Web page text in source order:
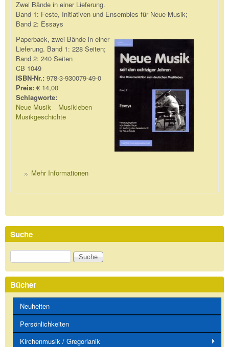
Zwei Bände in einer Lieferung.
Band 1: Feste, Initiativen und Ensembles für Neue Musik;
Band 2: Essays
Paperback, zwei Bände in einer
Lieferung. Band 1: 228 Seiten;
Band 2: 240 Seiten
CB 1049
ISBN-Nr.: 978-3-930079-49-0
Preis: € 14,00
Schlagworte:
Neue Musik
Musikleben
Musikgeschichte
Mehr Informationen
Suche
Suche
Bücher
Neuheiten
Persönlichkeiten
Kirchenmusik / Gregorianik